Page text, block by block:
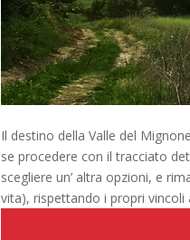
Il destino della Valle del
se procedere con il tracciato
scegliere un’ altra opzioni, e
vita), rispettando i propri vincoli